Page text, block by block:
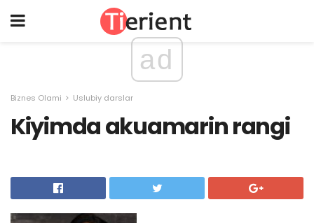
ad
Biznes Olami Uslubiy darslar
Kiyimda akuamarin rangi